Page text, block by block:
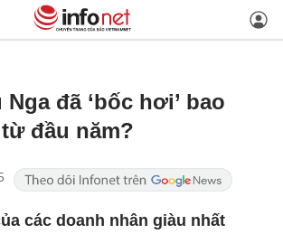
đã ‘bốc hơi’ bao
đầu năm?
các doanh nhân giàu nhất